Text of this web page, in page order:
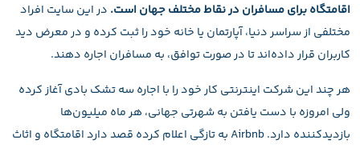
اقامتگاه برای مسافران در نقاط مختلف جهان است. در این سایت افراد
مختلفی از سراسر دنیا، آپارتمان یا خانه خود را ثبت کرده و در معرض دید
کاربران قرار داده‌اند تا در صورت توافق، به مسافران اجاره دهند.
هر چند این شرکت اینترنتی کار خود را با اجاره سه تشک بادی آغاز کرده
ولی امروزه با دست یافتن به شهرتی جهانی، هر ماه میلیون‌ها
بازدیدکننده دارد. Airbnb به تازگی اعلام کرده قصد دارد اقامتگاه و اثاث